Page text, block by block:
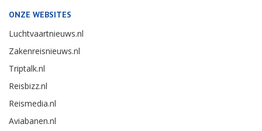
ONZE WEBSITES
Luchtvaartnieuws.nl
Zakenreisnieuws.nl
Triptalk.nl
Reisbizz.nl
Reismedia.nl
Aviabanen.nl